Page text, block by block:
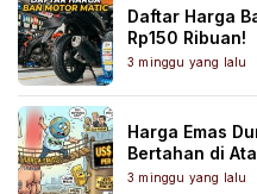
Daftar Harga
Rp150 Ribuan!
3 minggu yang lalu
Harga Emas
Bertahan di
3 minggu yang lalu